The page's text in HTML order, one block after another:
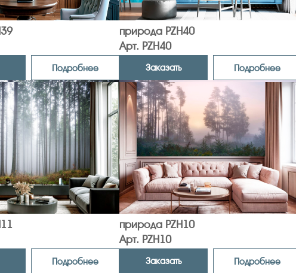
Подробнее
природа PZH40
Арт. PZH40
Заказать Подробнее
Подробнее
природа PZH10
Арт. PZH10
Заказать Подробнее